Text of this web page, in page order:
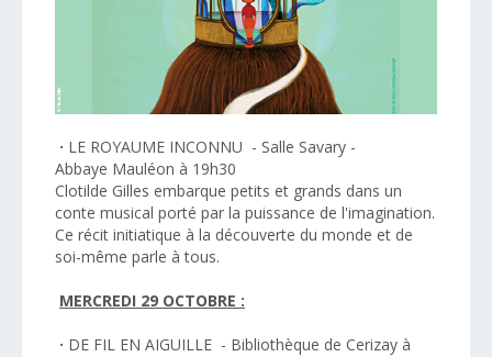
· LE ROYAUME INCONNU - Salle Savary -
Abbaye Mauléon à 19h30
Clotilde Gilles embarque petits et grands dans un
conte musical porté par la puissance de l'imagination.
Ce récit initiatique à la découverte du monde et de
soi-même parle à tous.
MERCREDI 29 OCTOBRE :
· DE FIL EN AIGUILLE - Bibliothèque de Cerizay à